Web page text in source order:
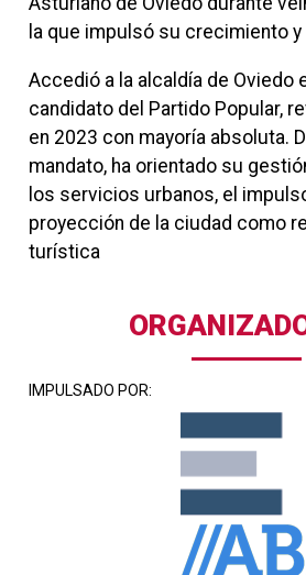
la que impulsó su crecimiento
Accedió a la alcaldía de Oviedo
candidato del Partido Popular,
en 2023 con mayoría absoluta.
mandato, ha orientado su
los servicios urbanos, el
proyección de la ciudad como
turística
IMPULSADO POR: